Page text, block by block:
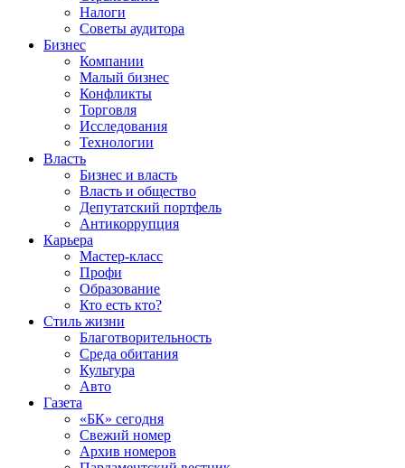
Налоги
Советы аудитора
Бизнес
Компании
Малый бизнес
Конфликты
Торговля
Исследования
Технологии
Власть
Бизнес и власть
Власть и общество
Депутатский портфель
Антикоррупция
Карьера
Мастер-класс
Профи
Образование
Кто есть кто?
Стиль жизни
Благотворительность
Среда обитания
Культура
Авто
Газета
«БК» сегодня
Свежий номер
Архив номеров